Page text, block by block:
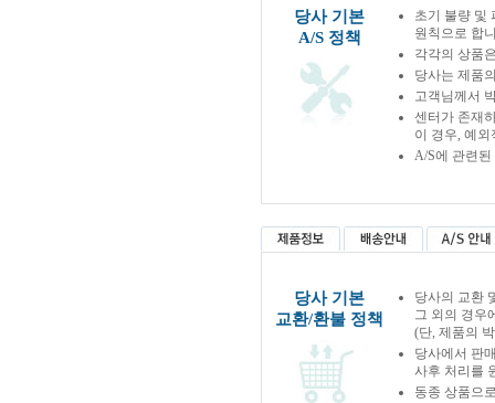
당사 기본
A/S 정책
초기 불량 및
원칙으로 합
각각의 상품
당사는 제품
고객님께서
센터가 존재
이 경우, 예
A/S에 관련
당사 기본
교환/환불 정책
당사의 교환
그 외의 경우
(단, 제품의
당사에서 판
사후 처리를
동종 상품으